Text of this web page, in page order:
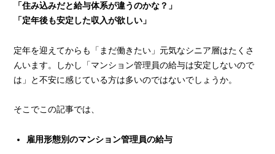
「住み込みだと給与体系が違うのかな？」
「定年後も安定した収入が欲しい」
定年を迎えてからも「まだ働きたい」元気なシニア層はたくさ
んいます。しかし「マンション管理員の給与は安定しないので
は」と不安に感じている方は多いのではないでしょうか。
そこでこの記事では、
雇用形態別のマンション管理員の給与